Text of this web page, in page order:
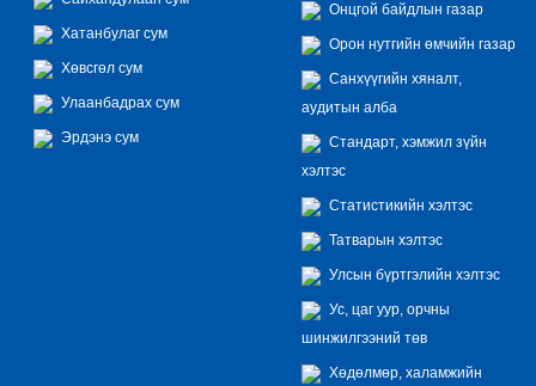
Хатанбулаг сум
Хөвсгөл сум
Улаанбадрах сум
Эрдэнэ сум
Онцгой байдлын газар
Орон нутгийн өмчийн газар
Санхүүгийн хяналт,
аудитын алба
Стандарт, хэмжил зүйн
хэлтэс
Статистикийн хэлтэс
Татварын хэлтэс
Улсын бүртгэлийн хэлтэс
Ус, цаг уур, орчны
шинжилгээний төв
Хөдөлмөр, халамжийн